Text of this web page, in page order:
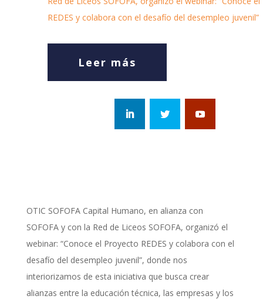
REDES y colabora con el desafío del desempleo juvenil”
Leer más
OTIC SOFOFA Capital Humano, en alianza con
SOFOFA y con la Red de Liceos SOFOFA, organizó el
webinar: “Conoce el Proyecto REDES y colabora con el
desafío del desempleo juvenil”, donde nos
interiorizamos de esta iniciativa que busca crear
alianzas entre la educación técnica, las empresas y los